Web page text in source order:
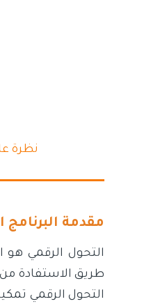
نظرة
مقدمة البرنامج
التحول الرقمي
طريق الاستفادة
التحول الرقمي